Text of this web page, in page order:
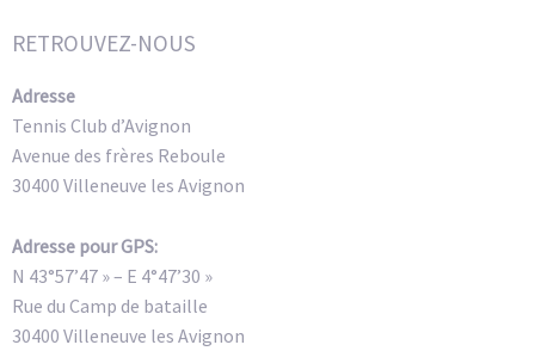
RETROUVEZ-NOUS
Adresse
Tennis Club d’Avignon
Avenue des frères Reboule
30400 Villeneuve les Avignon
Adresse pour GPS:
N 43°57’47 » – E 4°47’30 »
Rue du Camp de bataille
30400 Villeneuve les Avignon